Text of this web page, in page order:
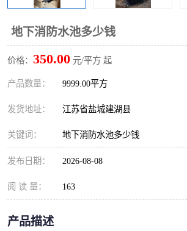
地下消防水池多少钱
价格： 350.00 元/平方 起
产品数量： 9999.00平方
发货地址： 江苏省盐城建湖县
关键词： 地下消防水池多少钱
发布日期： 2026-08-08
阅 读 量： 163
产品描述